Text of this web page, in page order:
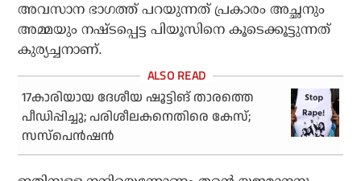
അവസാന ഭാഗത്ത് പറയുന്നത് പ്രകാരം അച്ഛനും
അമ്മയും നഷ്ടപ്പെട്ട പിയൂസിനെ കൂടെക്കൂട്ടുന്നത്
കുര്യച്ചനാണ്.
17കാരിയായ ദേശീയ ഷൂട്ടിങ് താരത്തെ
പീഡിപ്പിച്ചു; പരിശീലകനെതിരെ കേസ്;
സസ്പെന്‍ഷന്‍